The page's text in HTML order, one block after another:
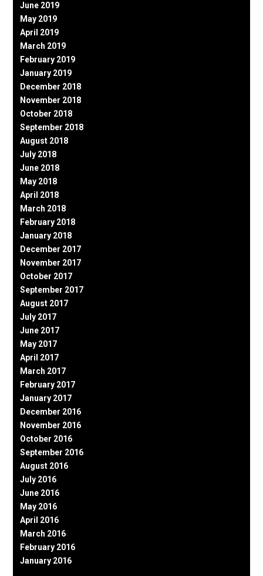
June 2019
May 2019
April 2019
March 2019
February 2019
January 2019
December 2018
November 2018
October 2018
September 2018
August 2018
July 2018
June 2018
May 2018
April 2018
March 2018
February 2018
January 2018
December 2017
November 2017
October 2017
September 2017
August 2017
July 2017
June 2017
May 2017
April 2017
March 2017
February 2017
January 2017
December 2016
November 2016
October 2016
September 2016
August 2016
July 2016
June 2016
May 2016
April 2016
March 2016
February 2016
January 2016